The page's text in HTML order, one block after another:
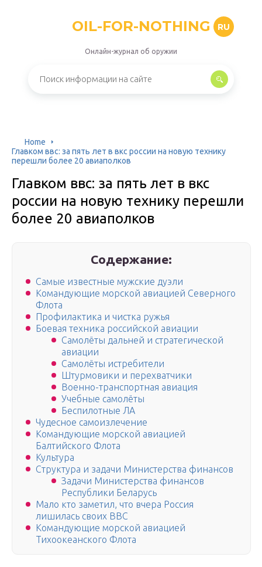
OIL-FOR-NOTHING RU
Онлайн-журнал об оружии
Home
Главком ввс: за пять лет в вкс россии на новую технику
перешли более 20 авиаполков
Главком ввс: за пять лет в вкс
россии на новую технику перешли
более 20 авиаполков
Содержание:
Самые известные мужские дуэли
Командующие морской авиацией Северного
Флота
Профилактика и чистка ружья
Боевая техника российской авиации
Самолёты дальней и стратегической
авиации
Самолёты истребители
Штурмовики и перехватчики
Военно-транспортная авиация
Учебные самолёты
Беспилотные ЛА
Чудесное самоизлечение
Командующие морской авиацией
Балтийского Флота
Культура
Структура и задачи Министерства финансов
Задачи Министерства финансов
Республики Беларусь
Мало кто заметил, что вчера Россия
лишилась своих ВВС
Командующие морской авиацией
Тихоокеанского Флота